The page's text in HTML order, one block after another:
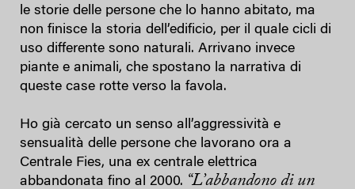
le storie delle persone che lo hanno abitato, ma
non finisce la storia dell’edificio, per il quale cicli di
uso differente sono naturali. Arrivano invece
piante e animali, che spostano la narrativa di
queste case rotte verso la favola.
Ho già cercato un senso all’aggressività e
sensualità delle persone che lavorano ora a
Centrale Fies, una ex centrale elettrica
abbandonata fino al 2000. “L’abbandono di un